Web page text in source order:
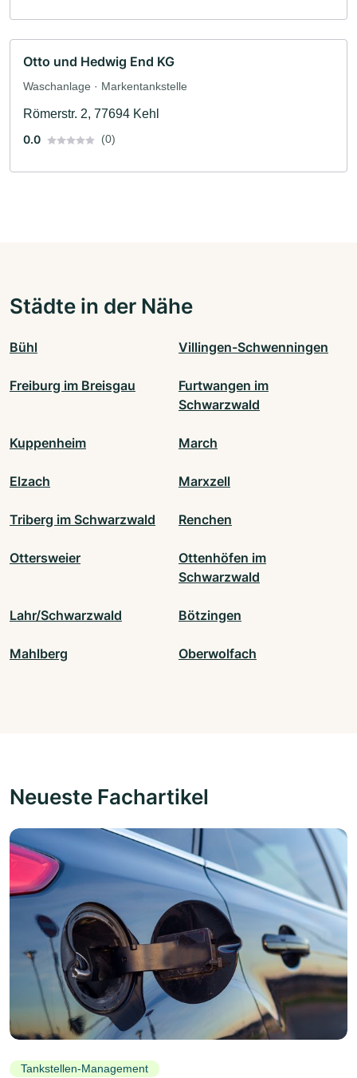
Otto und Hedwig End KG
Waschanlage · Markentankstelle
Römerstr. 2, 77694 Kehl
0.0
(0)
Städte in der Nähe
Bühl Villingen-Schwenningen
Freiburg im Breisgau
Furtwangen im
Schwarzwald
Kuppenheim March
Elzach Marxzell
Triberg im Schwarzwald Renchen
Ottersweier
Ottenhöfen im
Schwarzwald
Lahr/Schwarzwald Bötzingen
Mahlberg Oberwolfach
Neueste Fachartikel
Tankstellen-Management